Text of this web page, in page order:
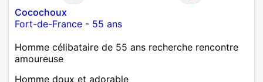
Cocochoux
Fort-de-France - 55 ans
Homme célibataire de 55 ans recherche rencontre
amoureuse
Homme doux et adorable